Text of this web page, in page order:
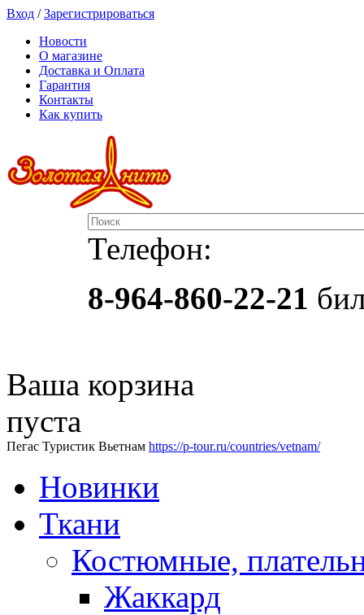
Вход /Зарегистрироваться
Новости
О магазине
Доставка и Оплата
Гарантия
Контакты
Как купить
Телефон:
8-964-860-22-21
Ваша корзина
пуста
Пегас Туристик Вьетнам https://p-tour.ru/countries/vetnam/
Новинки
Ткани
Костюмные,
Жаккард